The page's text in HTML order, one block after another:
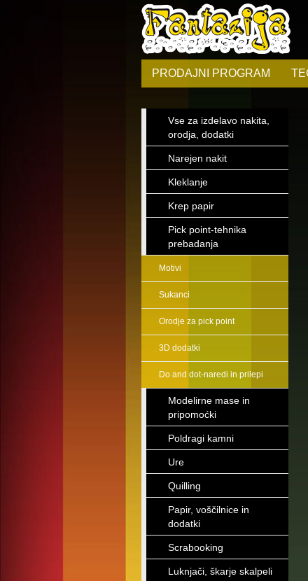
PRODAJNI PROGRAM
Vse za izdelavo nakita,
orodja, dodatki
Narejen nakit
Kleklanje
Krep papir
Pick point-tehnika
prebadanja
Motivi
Sukanci
Orodje za pick point
3D dodatki
Do and dot-naredi in prilepi
Modelirne mase in
pripomoćki
Poldragi kamni
Ure
Quilling
Papir, voščilnice in
dodatki
Scrabooking
Luknjači, škarje skalpeli